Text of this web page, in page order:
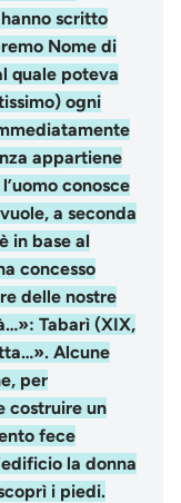
scritto
Nome di
quale poteva
ogni
appartiene
conosce
a seconda
in base al
concesso
delle nostre
Tabarì (XIX,
Alcune
per
costruire un
fece
la donna
i piedi.